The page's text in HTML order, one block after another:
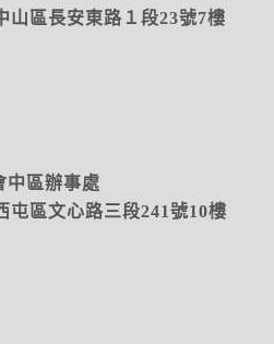
山區長安東路１段23號7樓
中區辦事處
屯區文心路三段241號10樓